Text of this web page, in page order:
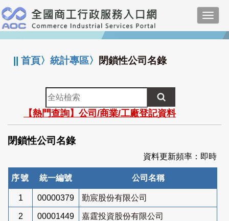
跳
到
主
要
:::
||首頁〉統計專區〉 閉鎖性公司名錄
全
站
檢
索
【熱門查詢】公司/商業/工廠登記資料
閉鎖性公司名錄
資料更新頻率：即時
序號 統一編號 公司名稱
1 00000379 勤宸股份有限公司
2 00001449 嘉霆投資股份有限公司